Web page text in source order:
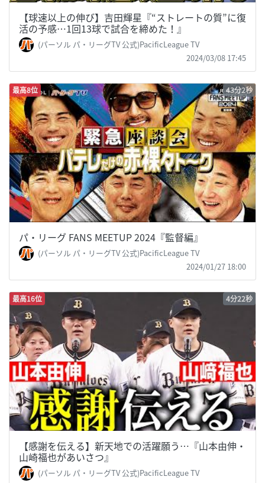
【球速以上の伸び】吉田輝星『“ストレートの質”に復
活の予感…1回13球で試合を締めた！』
(パーソル パ・リーグTV 公式)PacificLeague TV
2024/03/08 17:45
最高8位 43分2秒
パ・リーグ FANS MEETUP 2024『監督編』
(パーソル パ・リーグTV 公式)PacificLeague TV
2024/01/27 18:00
最高16位 4分22秒
【感謝を伝える】新天地での活躍願う…『山本由伸・
山崎福也があいさつ』
(パーソル パ・リーグTV 公式)PacificLeague TV